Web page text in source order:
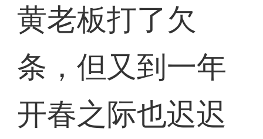
黄老板打了欠
条，但又到一年
开春之际也迟迟